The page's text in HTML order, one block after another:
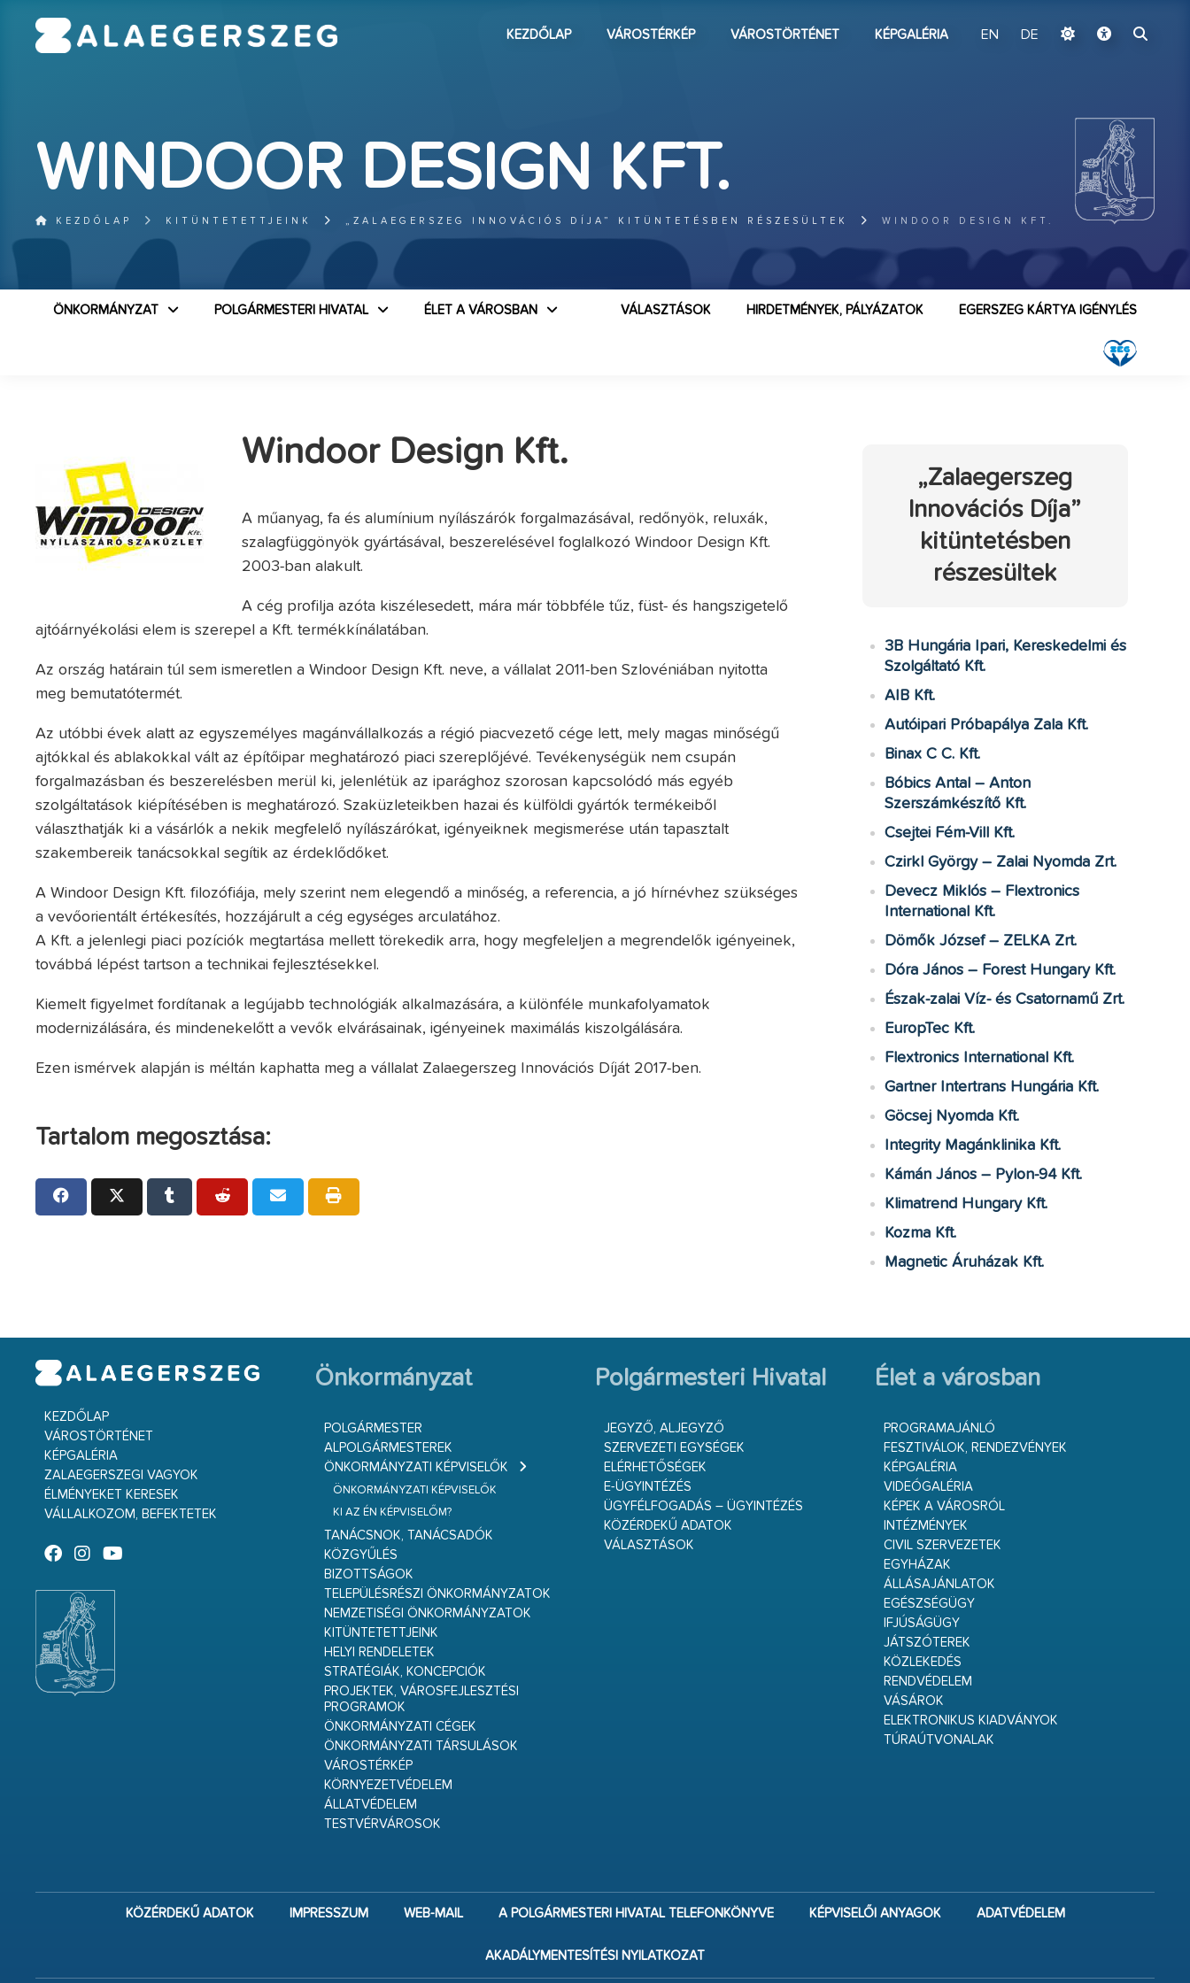
KEZDŐLAP VÁROSTÉRKÉP VÁROSTÖRTÉNET KÉPGALÉRIA EN DE
WINDOOR DESIGN KFT.
KEZDŐLAP KITÜNTETETTJEINK „ZALAEGERSZEG INNOVÁCIÓS DÍJA” KITÜNTETÉSBEN RÉSZESÜLTEK WINDOOR DESIGN KFT.
ÖNKORMÁNYZAT POLGÁRMESTERI HIVATAL ÉLET A VÁROSBAN EGERSZEG KÁRTYA IGÉNYLÉS
HIRDETMÉNYEK, PÁLYÁZATOK
VÁLASZTÁSOK
Windoor Design Kft.
A műanyag, fa és alumínium nyílászárók forgalmazásával, redőnyök, reluxák,
szalagfüggönyök gyártásával, beszerelésével foglalkozó Windoor Design Kft.
2003-ban alakult.
A cég profilja azóta kiszélesedett, mára már többféle tűz, füst- és hangszigetelő
ajtóárnyékolási elem is szerepel a Kft. termékkínálatában.
Az ország határain túl sem ismeretlen a Windoor Design Kft. neve, a vállalat 2011-ben Szlovéniában nyitotta
meg bemutatótermét.
Az utóbbi évek alatt az egyszemélyes magánvállalkozás a régió piacvezető cége lett, mely magas minőségű
ajtókkal és ablakokkal vált az építőipar meghatározó piaci szereplőjévé. Tevékenységük nem csupán
forgalmazásban és beszerelésben merül ki, jelenlétük az iparághoz szorosan kapcsolódó más egyéb
szolgáltatások kiépítésében is meghatározó. Szaküzleteikben hazai és külföldi gyártók termékeiből
választhatják ki a vásárlók a nekik megfelelő nyílászárókat, igényeiknek megismerése után tapasztalt
szakembereik tanácsokkal segítik az érdeklődőket.
A Windoor Design Kft. filozófiája, mely szerint nem elegendő a minőség, a referencia, a jó hírnévhez szükséges
a vevőorientált értékesítés, hozzájárult a cég egységes arculatához.
A Kft. a jelenlegi piaci pozíciók megtartása mellett törekedik arra, hogy megfeleljen a megrendelők igényeinek,
továbbá lépést tartson a technikai fejlesztésekkel.
Kiemelt figyelmet fordítanak a legújabb technológiák alkalmazására, a különféle munkafolyamatok
modernizálására, és mindenekelőtt a vevők elvárásainak, igényeinek maximálás kiszolgálására.
Ezen ismérvek alapján is méltán kaphatta meg a vállalat Zalaegerszeg Innovációs Díját 2017-ben.
Tartalom megosztása:
„Zalaegerszeg
Innovációs Díja”
kitüntetésben
részesültek
3B Hungária Ipari, Kereskedelmi és
Szolgáltató Kft.
AIB Kft.
Autóipari Próbapálya Zala Kft.
Binax C C. Kft.
Bóbics Antal – Anton
Szerszámkészítő Kft.
Csejtei Fém-Vill Kft.
Czirkl György – Zalai Nyomda Zrt.
Devecz Miklós – Flextronics
International Kft.
Dömők József – ZELKA Zrt.
Dóra János – Forest Hungary Kft.
Észak-zalai Víz- és Csatornamű Zrt.
EuropTec Kft.
Flextronics International Kft.
Gartner Intertrans Hungária Kft.
Göcsej Nyomda Kft.
Integrity Magánklinika Kft.
Kámán János – Pylon-94 Kft.
Klimatrend Hungary Kft.
Kozma Kft.
Magnetic Áruházak Kft.
KEZDŐLAP
VÁROSTÖRTÉNET
KÉPGALÉRIA
ZALAEGERSZEGI VAGYOK
ÉLMÉNYEKET KERESEK
VÁLLALKOZOM, BEFEKTETEK
Önkormányzat
POLGÁRMESTER
ALPOLGÁRMESTEREK
ÖNKORMÁNYZATI KÉPVISELŐK
ÖNKORMÁNYZATI KÉPVISELŐK
KI AZ ÉN KÉPVISELŐM?
TANÁCSNOK, TANÁCSADÓK
KÖZGYŰLÉS
BIZOTTSÁGOK
TELEPÜLÉSRÉSZI ÖNKORMÁNYZATOK
NEMZETISÉGI ÖNKORMÁNYZATOK
KITÜNTETETTJEINK
HELYI RENDELETEK
STRATÉGIÁK, KONCEPCIÓK
PROJEKTEK, VÁROSFEJLESZTÉSI
PROGRAMOK
ÖNKORMÁNYZATI CÉGEK
ÖNKORMÁNYZATI TÁRSULÁSOK
VÁROSTÉRKÉP
KÖRNYEZETVÉDELEM
ÁLLATVÉDELEM
TESTVÉRVÁROSOK
Polgármesteri Hivatal
JEGYZŐ, ALJEGYZŐ
SZERVEZETI EGYSÉGEK
ELÉRHETŐSÉGEK
E-ÜGYINTÉZÉS
ÜGYFÉLFOGADÁS – ÜGYINTÉZÉS
KÖZÉRDEKŰ ADATOK
VÁLASZTÁSOK
Élet a városban
PROGRAMAJÁNLÓ
FESZTIVÁLOK, RENDEZVÉNYEK
KÉPGALÉRIA
VIDEÓGALÉRIA
KÉPEK A VÁROSRÓL
INTÉZMÉNYEK
CIVIL SZERVEZETEK
EGYHÁZAK
ÁLLÁSAJÁNLATOK
EGÉSZSÉGÜGY
IFJÚSÁGÜGY
JÁTSZÓTEREK
KÖZLEKEDÉS
RENDVÉDELEM
VÁSÁROK
ELEKTRONIKUS KIADVÁNYOK
TÚRAÚTVONALAK
KÖZÉRDEKŰ ADATOK IMPRESSZUM WEB-MAIL A POLGÁRMESTERI HIVATAL TELEFONKÖNYVE KÉPVISELŐI ANYAGOK ADATVÉDELEM
AKADÁLYMENTESÍTÉSI NYILATKOZAT